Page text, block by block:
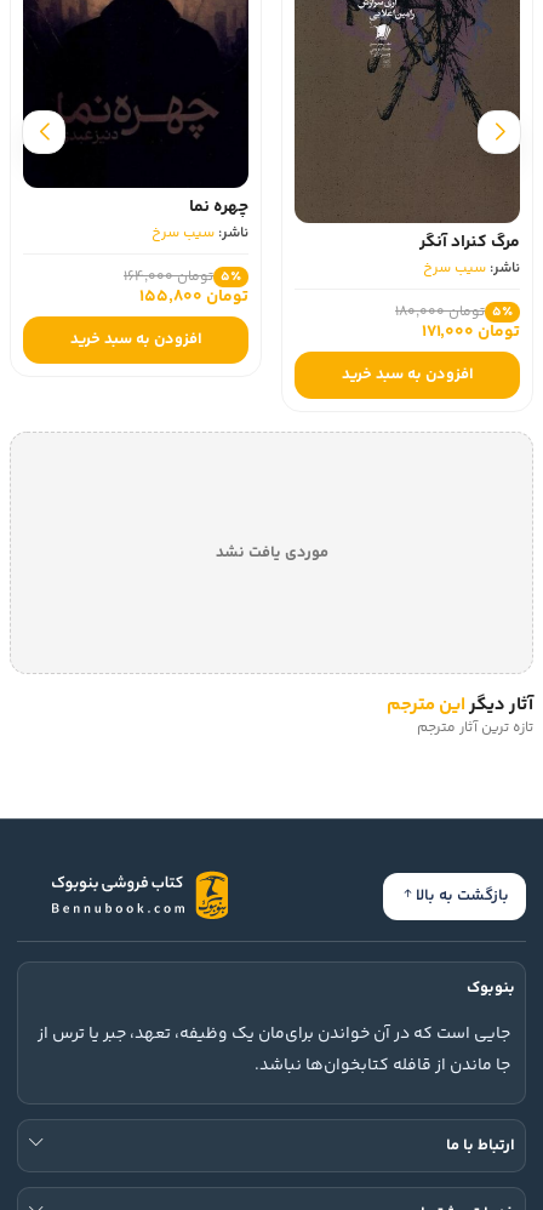
مرگ کنراد آنگر
ناشر: سیب سرخ
5٪ تومان 180,000
تومان 171,000
افزودن به سبد خرید
چهره نما
ناشر: سیب سرخ
5٪ تومان 164,000
تومان 155,800
افزودن به سبد خرید
موردی یافت نشد
آثار دیگراین مترجم
تازه ترین آثار مترجم
بازگشت به بالا
بنوبوک
جایی است که در آن خواندن برای‌مان یک وظیفه، تعهد، جبر یا ترس از
جا ماندن از قافله کتابخوان‌ها نباشد.
ارتباط با ما